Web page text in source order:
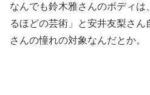
なんでも鈴木雅さんのボディ
るほどの芸術」と安井友梨さ
さんの憧れの対象なんだとか。